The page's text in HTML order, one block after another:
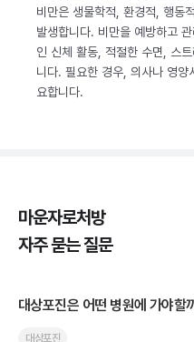
비만은 생물학적, 환경적, 행동
발생합니다. 비만을 예방하고
인 신체 활동, 적절한 수면, 스
니다. 필요한 경우, 의사나 영
요합니다.
마운자로처방
자주 묻는 질문
대상포진은 어떤 병원에 가야할
대상포진